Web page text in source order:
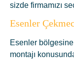
sizde firmamızı
Esenler
Esenler
montajı